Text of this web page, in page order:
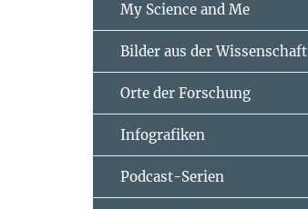
My Science and Me
Bilder aus der Wissenschaft
Orte der Forschung
Infografiken
Podcast-Serien